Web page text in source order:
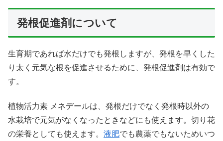
発根促進剤について
生育期であれば水だけでも発根しますが、発根を早くした
り太く元気な根を促進させるために、発根促進剤は有効で
す。
植物活力素 メネデールは、発根だけでなく発根時以外の
水栽培で元気がなくなったときなどにも使えます。切り花
の栄養としても使えます。 液肥でも農薬でもないためいつ